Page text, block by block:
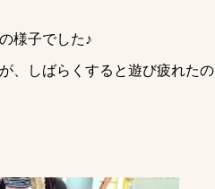
様子でした♪
、しばらくすると遊び疲れたの